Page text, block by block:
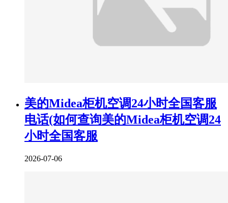
美的Midea柜机空调24小时全国客服
电话(如何查询美的Midea柜机空调24
小时全国客服
2026-07-06